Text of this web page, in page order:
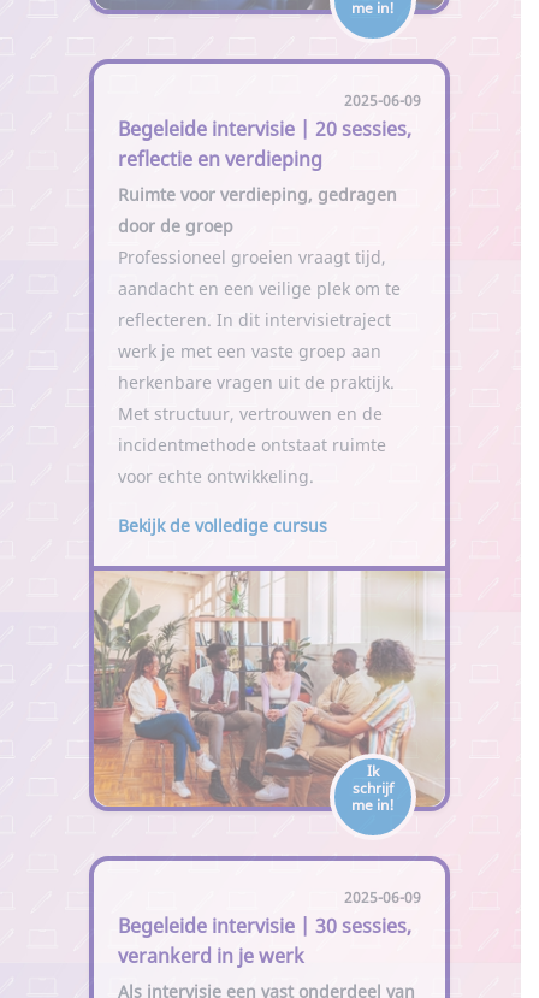
me in!
2025-06-09
Begeleide intervisie | 20 sessies,
reflectie en verdieping
Ruimte voor verdieping, gedragen
door de groep
Professioneel groeien vraagt tijd,
aandacht en een veilige plek om te
reflecteren. In dit intervisietraject
werk je met een vaste groep aan
herkenbare vragen uit de praktijk.
Met structuur, vertrouwen en de
incidentmethode ontstaat ruimte
voor echte ontwikkeling.
Bekijk de volledige cursus
Ik
schrijf
me in!
2025-06-09
Begeleide intervisie | 30 sessies,
verankerd in je werk
Als intervisie een vast onderdeel van